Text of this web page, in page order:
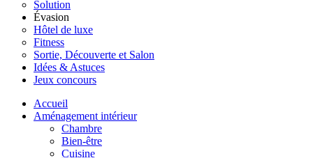
Solution
Évasion
Hôtel de luxe
Fitness
Sortie, Découverte et Salon
Idées & Astuces
Jeux concours
Accueil
Aménagement intérieur
Chambre
Bien-être
Cuisine